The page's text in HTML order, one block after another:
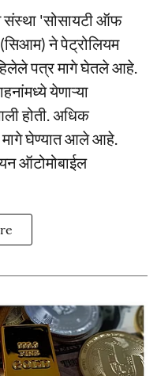
संस्था 'सोसायटी ऑफ
ने पेट्रोलियम
पत्र मागे घेतले आहे.
येणाऱ्या
होती. अधिक
मागे घेण्यात आले आहे.
ऑटोमोबाईल